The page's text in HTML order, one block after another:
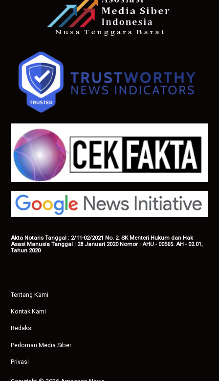
Akta Notaris Tanggal : 2/11-02/2021 No. 2. SK Menteri Hukum dan Hak
Asasi Manusia Tanggal : 28 Januari 2020 Nomor : AHU - 00565. AH - 02.01,
Tahun 2020
Tentang Kami
Kontak Kami
Redaksi
Pedoman Media Siber
Privasi